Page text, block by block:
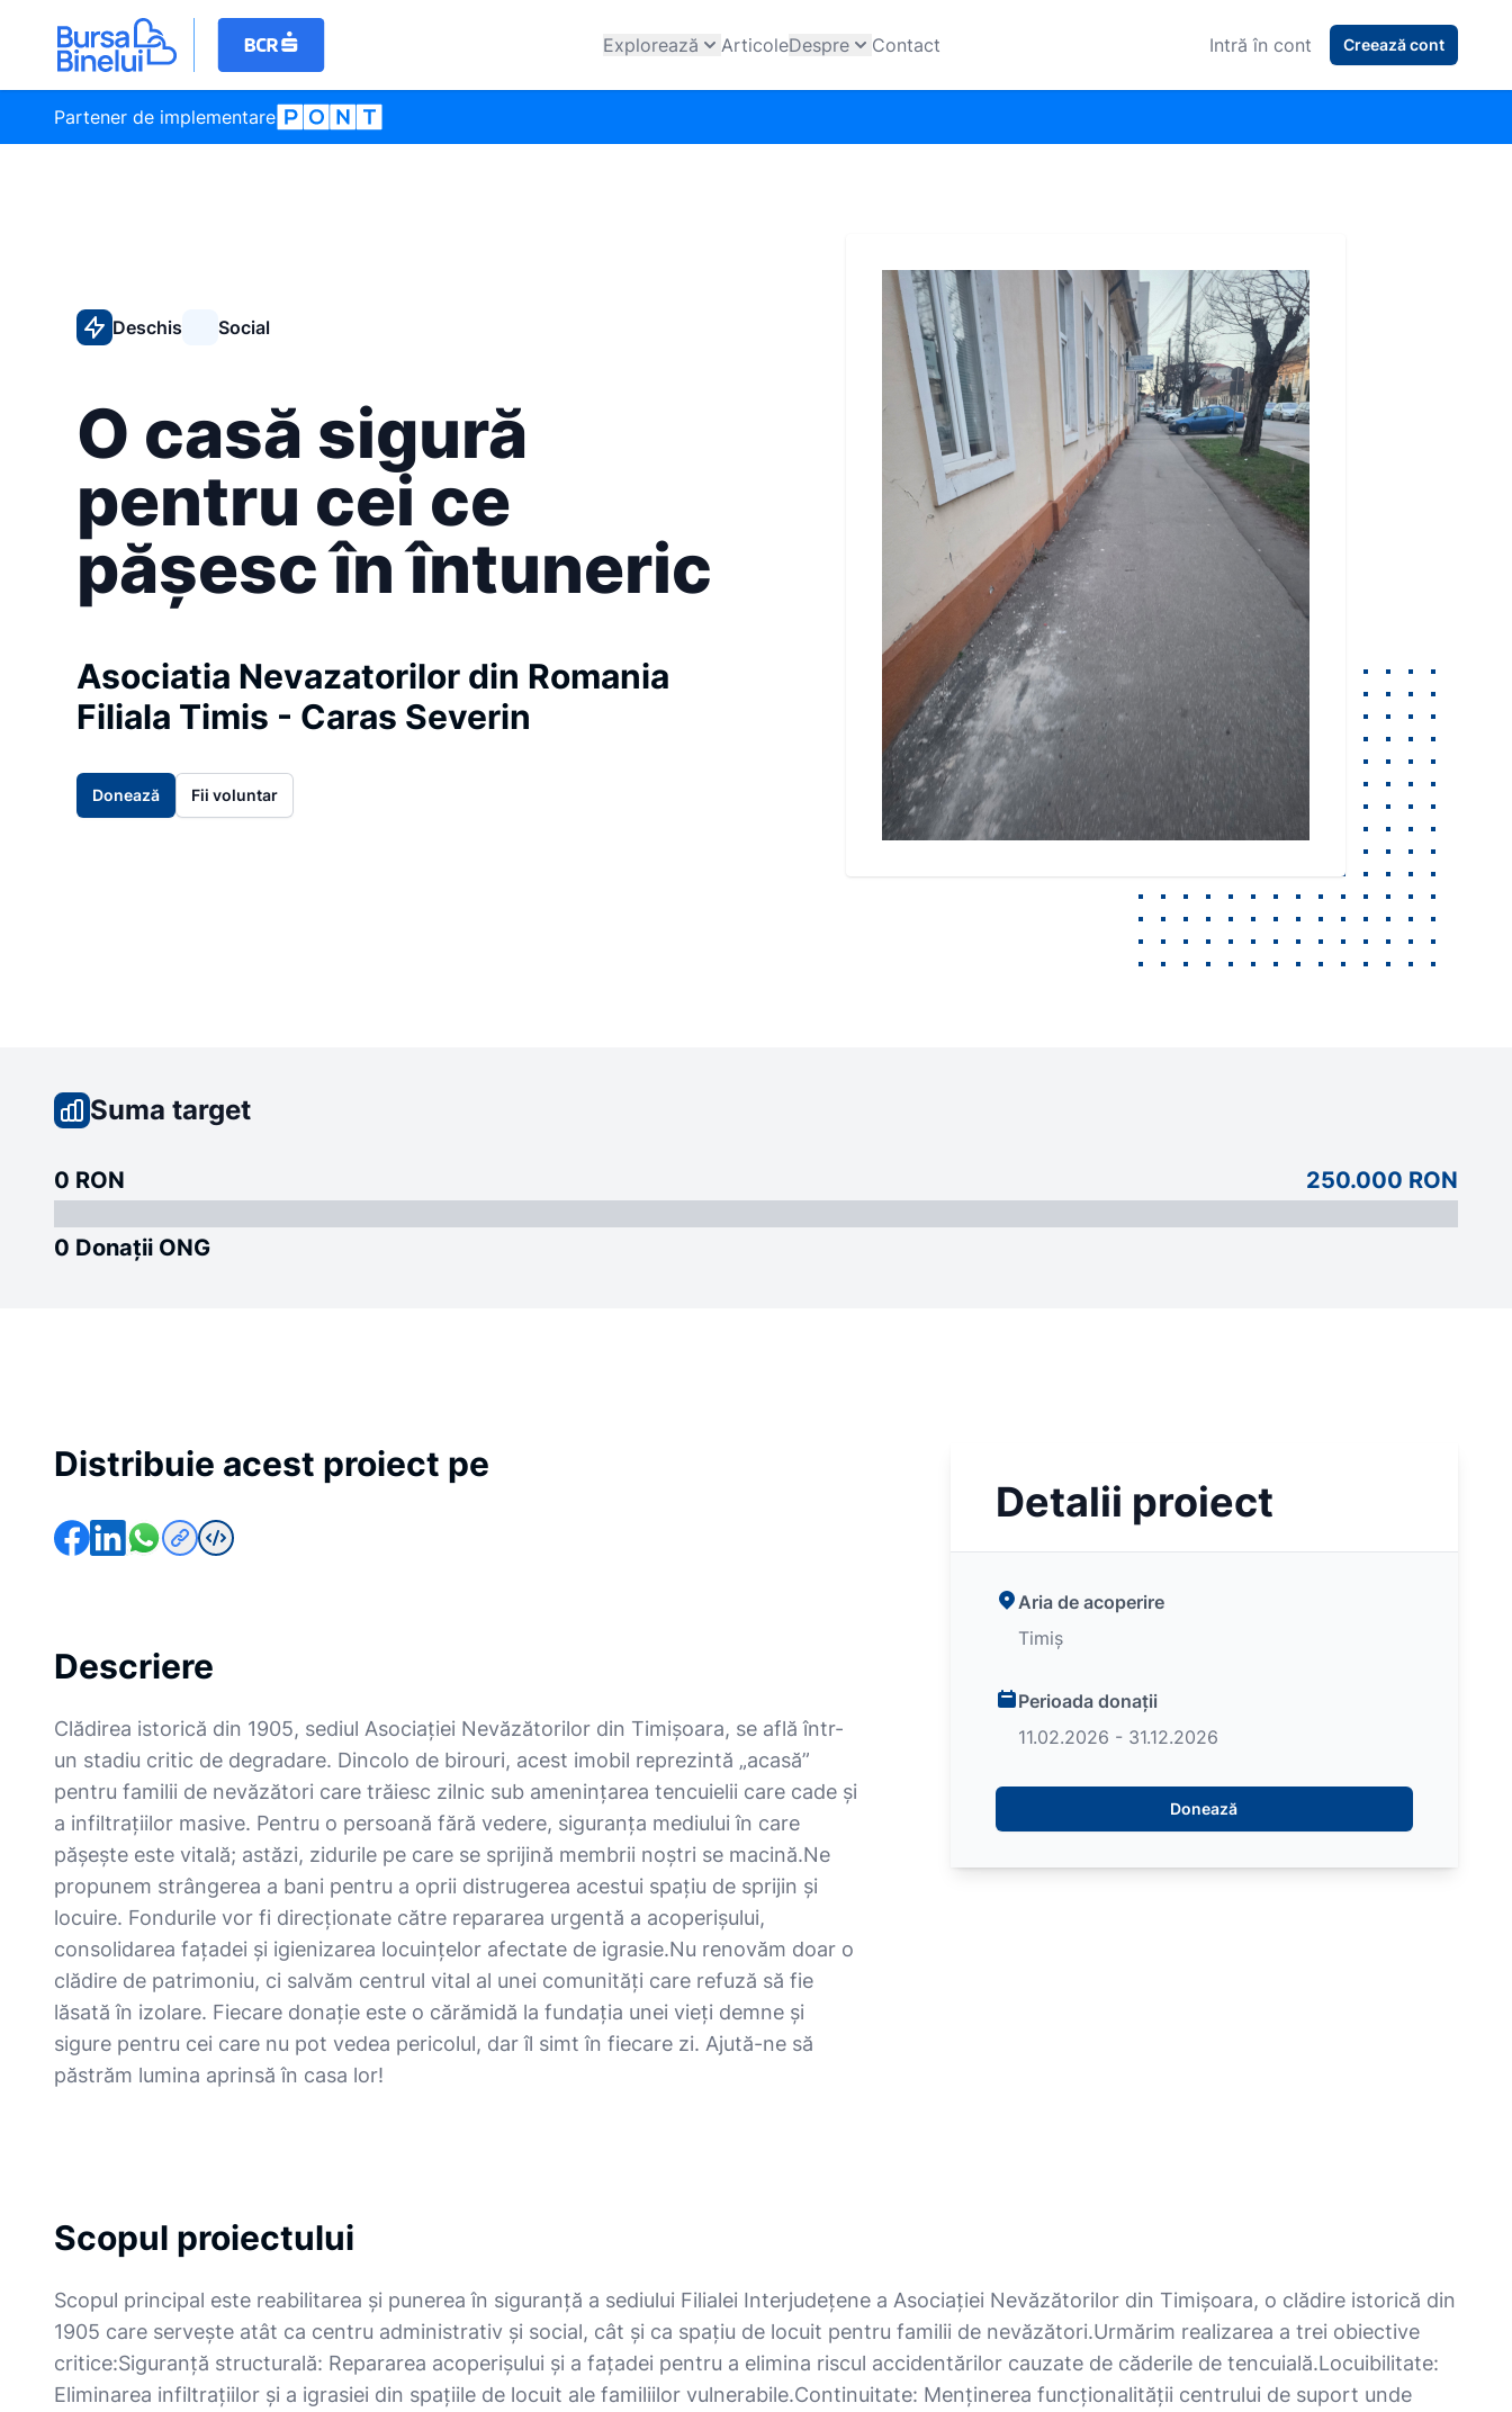
Explorează ArticoleDespre Contact Intră în cont Creează cont
Partener de implementare
Deschis Social
O casă sigură
pentru cei ce
pășesc în întuneric
Asociatia Nevazatorilor din Romania
Filiala Timis - Caras Severin
Donează Fii voluntar
Suma target
0 RON 250.000 RON
0 Donații ONG
Distribuie acest proiect pe
Descriere
Clădirea istorică din 1905, sediul Asociației Nevăzătorilor din Timișoara, se află într-
un stadiu critic de degradare. Dincolo de birouri, acest imobil reprezintă „acasă”
pentru familii de nevăzători care trăiesc zilnic sub amenințarea tencuielii care cade și
a infiltrațiilor masive. Pentru o persoană fără vedere, siguranța mediului în care
pășește este vitală; astăzi, zidurile pe care se sprijină membrii noștri se macină. ​Ne
propunem strângerea a bani pentru a oprii distrugerea acestui spațiu de sprijin și
locuire. Fondurile vor fi direcționate către repararea urgentă a acoperișului,
consolidarea fațadei și igienizarea locuințelor afectate de igrasie. ​Nu renovăm doar o
clădire de patrimoniu, ci salvăm centrul vital al unei comunități care refuză să fie
lăsată în izolare. Fiecare donație este o cărămidă la fundația unei vieți demne și
sigure pentru cei care nu pot vedea pericolul, dar îl simt în fiecare zi. Ajută-ne să
păstrăm lumina aprinsă în casa lor!
Detalii proiect
Aria de acoperire
Timiș
Perioada donații
11.02.2026 - 31.12.2026
Donează
Scopul proiectului
Scopul principal este reabilitarea și punerea în siguranță a sediului Filialei Interjudețene a Asociației Nevăzătorilor din Timișoara, o clădire istorică din
1905 care servește atât ca centru administrativ și social, cât și ca spațiu de locuit pentru familii de nevăzători. ​Urmărim realizarea a trei obiective
critice: ​Siguranță structurală: Repararea acoperișului și a fațadei pentru a elimina riscul accidentărilor cauzate de căderile de tencuială. ​Locuibilitate:
Eliminarea infiltrațiilor și a igrasiei din spațiile de locuit ale familiilor vulnerabile. ​Continuitate: Menținerea funcționalității centrului de suport unde